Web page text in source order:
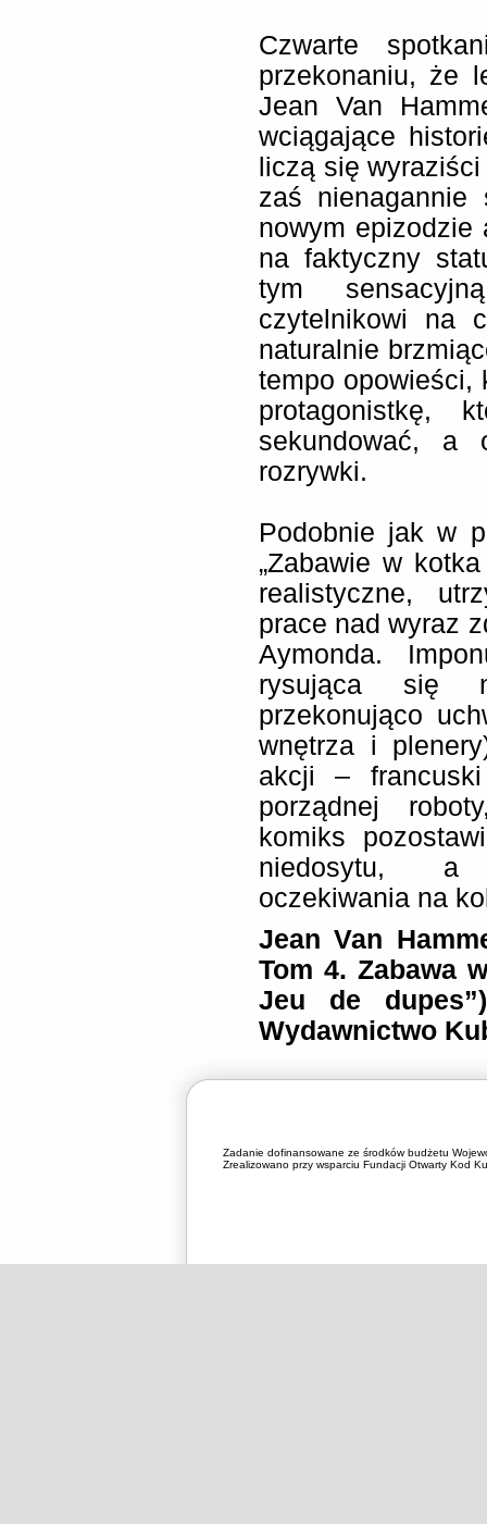
Czwarte
przekonaniu, że
Jean Van
wciągające
liczą się
zaś nienagannie
nowym epizodzie
na faktyczny
tym
czytelnikowi na
naturalnie
tempo opowieści,
protagonistkę,
sekundować, a
rozrywki.
Podobnie jak w
„Zabawie w
realistyczne,
prace nad wyraz
Aymonda.
rysująca się
przekonująco
wnętrza i
akcji – francuski
porządnej
komiks
niedosytu, a
oczekiwania na
Jean Van
Tom 4. Zabawa
Jeu de
Wydawnictwo
Zadanie dofinansowane ze środków budżetu
Zrealizowano przy wsparciu Fundacji Otwarty Kod